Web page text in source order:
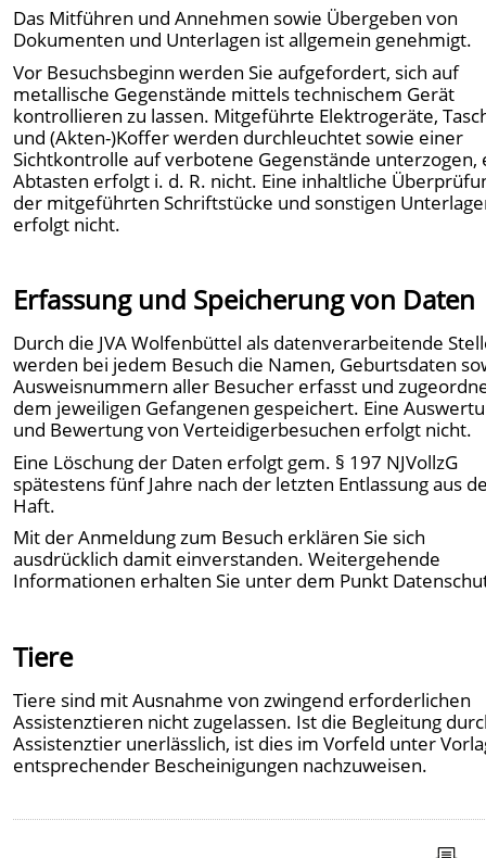
Das Mitführen und Annehmen sowie Übergeben von
Dokumenten und Unterlagen ist allgemein genehmigt.
Vor Besuchsbeginn werden Sie aufgefordert, sich auf
metallische Gegenstände mittels technischem Gerät
kontrollieren zu lassen. Mitgeführte Elektrogeräte,
und (Akten-)Koffer werden durchleuchtet sowie einer
Sichtkontrolle auf verbotene Gegenstände unterzogen,
Abtasten erfolgt i. d. R. nicht. Eine inhaltliche
der mitgeführten Schriftstücke und sonstigen
erfolgt nicht.
Erfassung und Speicherung von Daten
Durch die JVA Wolfenbüttel als datenverarbeitende
werden bei jedem Besuch die Namen, Geburtsdaten
Ausweisnummern aller Besucher erfasst und
dem jeweiligen Gefangenen gespeichert. Eine
und Bewertung von Verteidigerbesuchen erfolgt nicht.
Eine Löschung der Daten erfolgt gem. § 197 NJVollzG
spätestens fünf Jahre nach der letzten Entlassung aus
Haft.
Mit der Anmeldung zum Besuch erklären Sie sich
ausdrücklich damit einverstanden. Weitergehende
Informationen erhalten Sie unter dem Punkt
Tiere
Tiere sind mit Ausnahme von zwingend erforderlichen
Assistenztieren nicht zugelassen. Ist die Begleitung
Assistenztier unerlässlich, ist dies im Vorfeld unter
entsprechender Bescheinigungen nachzuweisen.